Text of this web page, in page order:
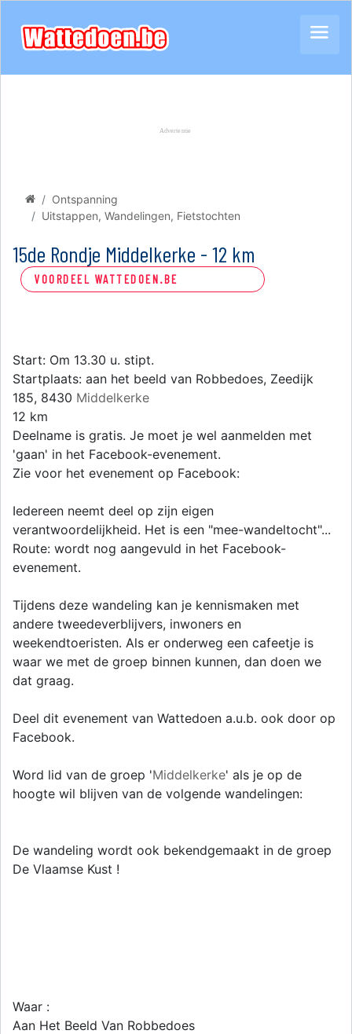
Ontspanning
Uitstappen, Wandelingen, Fietstochten
15de Rondje Middelkerke - 12 km
VOORDEEL WATTEDOEN.BE
Start: Om 13.30 u. stipt.
Startplaats: aan het beeld van Robbedoes, Zeedijk
185, 8430 Middelkerke
12 km
Deelname is gratis. Je moet je wel aanmelden met
'gaan' in het Facebook-evenement.
Zie voor het evenement op Facebook:
Iedereen neemt deel op zijn eigen
verantwoordelijkheid. Het is een "mee-wandeltocht"...
Route: wordt nog aangevuld in het Facebook-
evenement.
Tijdens deze wandeling kan je kennismaken met
andere tweedeverblijvers, inwoners en
weekendtoeristen. Als er onderweg een cafeetje is
waar we met de groep binnen kunnen, dan doen we
dat graag.
Deel dit evenement van Wattedoen a.u.b. ook door op
Facebook.
Word lid van de groep 'Middelkerke' als je op de
hoogte wil blijven van de volgende wandelingen:
De wandeling wordt ook bekendgemaakt in de groep
De Vlaamse Kust !
Waar :
Aan Het Beeld Van Robbedoes